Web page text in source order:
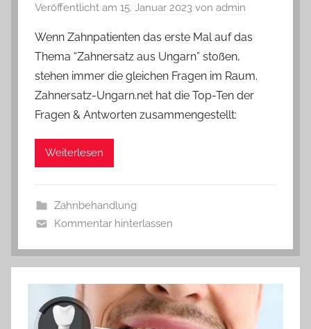
Veröffentlicht am 15. Januar 2023 von admin
Wenn Zahnpatienten das erste Mal auf das
Thema “Zahnersatz aus Ungarn” stoßen,
stehen immer die gleichen Fragen im Raum.
Zahnersatz-Ungarn.net hat die Top-Ten der
Fragen & Antworten zusammengestellt:
Weiterlesen
Zahnbehandlung
Kommentar hinterlassen